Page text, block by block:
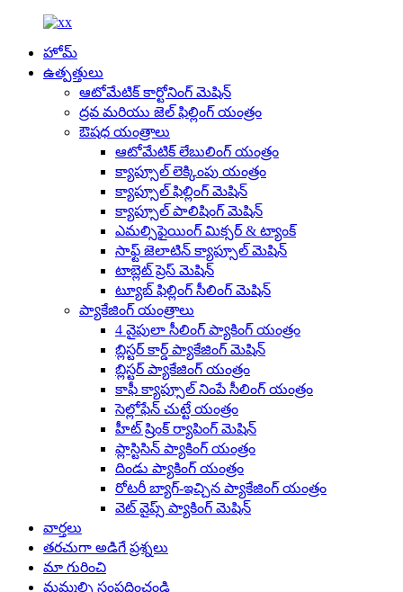
హోమ్
ఉత్పత్తులు
ఆటోమేటిక్ కార్టోనింగ్ మెషిన్
ద్రవ మరియు జెల్ ఫిల్లింగ్ యంత్రం
ఔషధ యంత్రాలు
ఆటోమేటిక్ లేబులింగ్ యంత్రం
క్యాప్సూల్ లెక్కింపు యంత్రం
క్యాప్సూల్ ఫిల్లింగ్ మెషిన్
క్యాప్సూల్ పాలిషింగ్ మెషిన్
ఎమల్సిఫైయింగ్ మిక్సర్ & ట్యాంక్
సాఫ్ట్ జెలాటిన్ క్యాప్సూల్ మెషిన్
టాబ్లెట్ ప్రెస్ మెషిన్
ట్యూబ్ ఫిల్లింగ్ సీలింగ్ మెషిన్
ప్యాకేజింగ్ యంత్రాలు
4 వైపులా సీలింగ్ ప్యాకింగ్ యంత్రం
బ్లిస్టర్ కార్డ్ ప్యాకేజింగ్ మెషిన్
బ్లిస్టర్ ప్యాకేజింగ్ యంత్రం
కాఫీ క్యాప్సూల్ నింపే సీలింగ్ యంత్రం
సెల్లోఫేన్ చుట్టే యంత్రం
హీట్ ష్రింక్ ర్యాపింగ్ మెషిన్
ప్లాస్టిసిన్ ప్యాకింగ్ యంత్రం
దిండు ప్యాకింగ్ యంత్రం
రోటరీ బ్యాగ్-ఇచ్చిన ప్యాకేజింగ్ యంత్రం
వెట్ వైప్స్ ప్యాకింగ్ మెషిన్
వార్తలు
తరచుగా అడిగే ప్రశ్నలు
మా గురించి
మమ్మల్ని సంప్రదించండి